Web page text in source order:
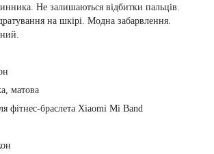
Не залишаються відбитки пальців.
на шкірі. Модна забарвлення.
матова
фітнес-браслета Xiaomi Mi Band